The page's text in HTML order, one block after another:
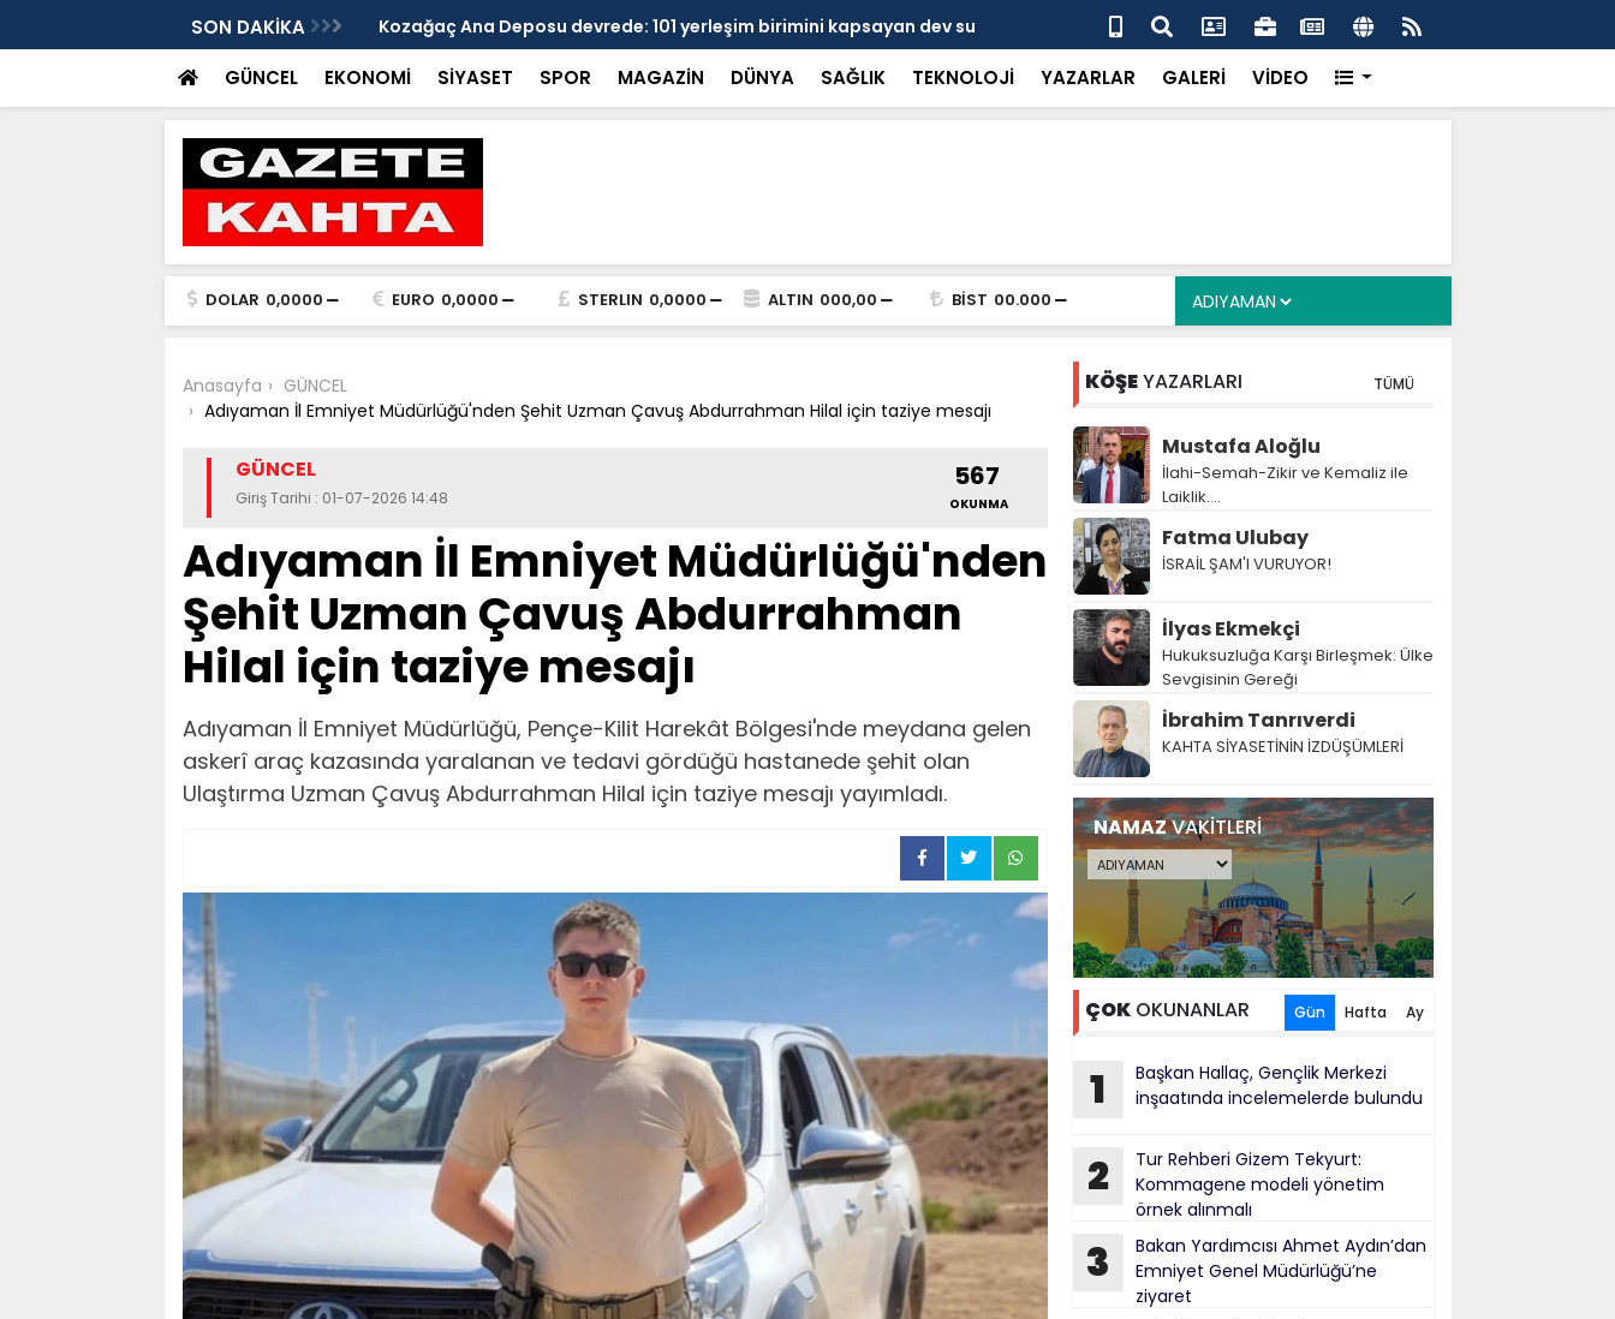
SON DAKİKA
Özbey'in acısı: 'Bu olay hepimize
Kozağaç Ana Deposu devrede: 101 yerleşim birimini kapsayan dev su
projesinde önemli eşik aşıldı
Prof. Dr. Dalyan: ‘Fransız Enstitüsü raporu, Adıyaman'daki siyasi
kırılmayı 'metroköy' kavramıyla açıklıyor’
GÜNCEL EKONOMİ SİYASET SPOR MAGAZİN DÜNYA SAĞLIK TEKNOLOJİ YAZARLAR GALERİ VİDEO
DOLAR 0,0000 EURO 0,0000 STERLIN 0,0000 ALTIN 000,00 BİST 00.000
Anasayfa
GÜNCEL
Adıyaman İl Emniyet Müdürlüğü'nden Şehit Uzman Çavuş Abdurrahman Hilal için taziye mesajı
GÜNCEL
Giriş Tarihi : 01-07-2026 14:48
567
OKUNMA
Adıyaman İl Emniyet Müdürlüğü'nden
Şehit Uzman Çavuş Abdurrahman
Hilal için taziye mesajı
Adıyaman İl Emniyet Müdürlüğü, Pençe-Kilit Harekât Bölgesi'nde meydana gelen
askerî araç kazasında yaralanan ve tedavi gördüğü hastanede şehit olan
Ulaştırma Uzman Çavuş Abdurrahman Hilal için taziye mesajı yayımladı.
KÖŞEYAZARLARI TÜMÜ
Mustafa Aloğlu
İlahi-Semah-Zikir ve Kemaliz ile
Laiklik….
Fatma Ulubay
İSRAİL ŞAM'I VURUYOR!
İlyas Ekmekçi
Hukuksuzluğa Karşı Birleşmek: Ülke
Sevgisinin Gereği
İbrahim Tanrıverdi
KAHTA SİYASETİNİN İZDÜŞÜMLERİ
NAMAZVAKİTLERİ
ÇOKOKUNANLAR Gün Hafta Ay
1
Başkan Hallaç, Gençlik Merkezi
inşaatında incelemelerde bulundu
2
Tur Rehberi Gizem Tekyurt:
Kommagene modeli yönetim
örnek alınmalı
3
Bakan Yardımcısı Ahmet Aydın’dan
Emniyet Genel Müdürlüğü’ne
ziyaret